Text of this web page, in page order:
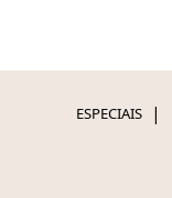
ESPECIAIS